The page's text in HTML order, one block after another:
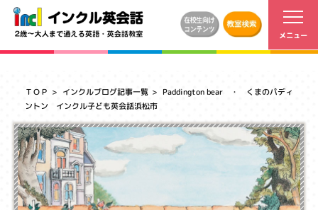
ＴＯＰ インクルブログ記事一覧 Paddington bear ・ くまのパディ
ントン インクル子ども英会話浜松市